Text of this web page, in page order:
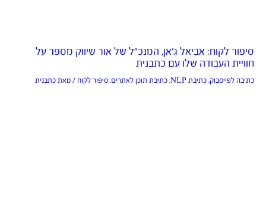
סיפור לקוח: אביאל ג’אן, המנכ”ל של אור שיווק מספר על
חוויית העבודה שלו עם כתבנית
כתיבה לפייסבוק, כתיבת NLP , כתיבת תוכן לאתרים, סיפור לקוח / מאת כתבנית